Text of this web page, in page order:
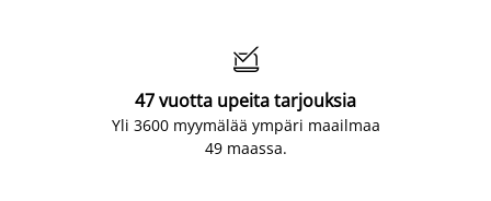

47 vuotta upeita tarjouksia
Yli 3600 myymälää ympäri maailmaa
49 maassa.